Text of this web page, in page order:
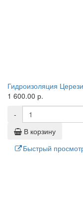
Гидроизоляция
1 600.00 р.
-
В корзину
Быстрый